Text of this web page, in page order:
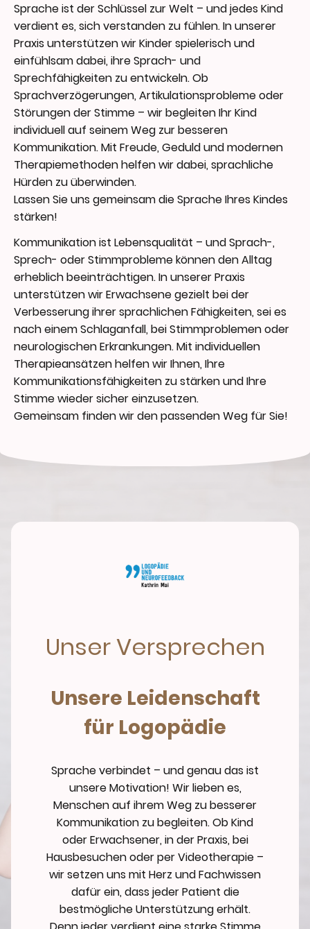
Sprache ist der Schlüssel zur Welt – und jedes Kind
verdient es, sich verstanden zu fühlen. In unserer
Praxis unterstützen wir Kinder spielerisch und
einfühlsam dabei, ihre Sprach- und
Sprechfähigkeiten zu entwickeln. Ob
Sprachverzögerungen, Artikulationsprobleme oder
Störungen der Stimme – wir begleiten Ihr Kind
individuell auf seinem Weg zur besseren
Kommunikation. Mit Freude, Geduld und modernen
Therapiemethoden helfen wir dabei, sprachliche
Hürden zu überwinden.
Lassen Sie uns gemeinsam die Sprache Ihres Kindes
stärken!
Kommunikation ist Lebensqualität – und Sprach-,
Sprech- oder Stimmprobleme können den Alltag
erheblich beeinträchtigen. In unserer Praxis
unterstützen wir Erwachsene gezielt bei der
Verbesserung ihrer sprachlichen Fähigkeiten, sei es
nach einem Schlaganfall, bei Stimmproblemen oder
neurologischen Erkrankungen. Mit individuellen
Therapieansätzen helfen wir Ihnen, Ihre
Kommunikationsfähigkeiten zu stärken und Ihre
Stimme wieder sicher einzusetzen.
Gemeinsam finden wir den passenden Weg für Sie!
Unser Versprechen
Unsere Leidenschaft
für Logopädie
Sprache verbindet – und genau das ist
unsere Motivation! Wir lieben es,
Menschen auf ihrem Weg zu besserer
Kommunikation zu begleiten. Ob Kind
oder Erwachsener, in der Praxis, bei
Hausbesuchen oder per Videotherapie –
wir setzen uns mit Herz und Fachwissen
dafür ein, dass jeder Patient die
bestmögliche Unterstützung erhält.